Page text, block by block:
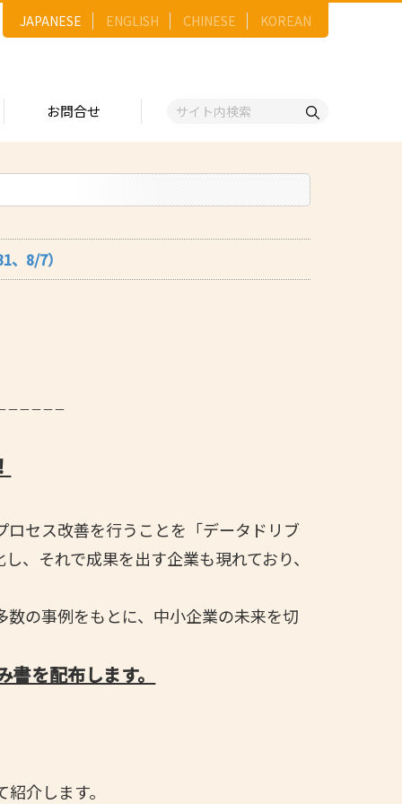
JAPANESE ENGLISH CHINESE KOREAN
ー
検索
・ショーケース
）
リー一覧
十音順）
展企業）
お問合せ
、8/7）
－－－－－
セス改善を行うことを「データドリブ
、それで成果を出す企業も現れており、
の事例をもとに、中小企業の未来を切
を配布します。
介します。